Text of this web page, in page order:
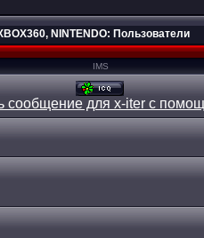
NINTENDO: Пользователи
IMS